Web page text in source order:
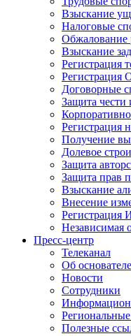
Взыскание
Налоговые
Обжалование
Взыскание
Регистрация
Регистрация
Договорные
Защита чести
Регистрация
Получение
Долевое
Защита
Защита прав
Взыскание
Внесение
Регистрация
Независимая
Пресс-центр
Телеканал
Об
Новости
Сотрудники
Полезные